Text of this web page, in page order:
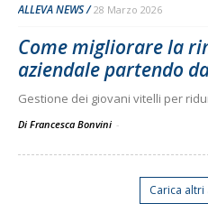
ALLEVA NEWS 28 Marzo 2026
Come migliorare la
aziendale partendo
Gestione dei giovani vitelli per
Di Francesca Bonvini -
Carica